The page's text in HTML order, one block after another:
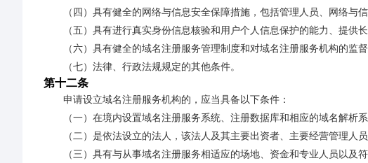
（四）具有健全的网络与信息安全保障措施，包括管理人员、网络与
（五）具有进行真实身份信息核验和用户个人信息保护的能力、提供
（六）具有健全的域名注册服务管理制度和对域名注册服务机构的监督
（七）法律、行政法规规定的其他条件。
第十二条
申请设立域名注册服务机构的，应当具备以下条件：
（一）在境内设置域名注册服务系统、注册数据库和相应的域名解析系
（二）是依法设立的法人，该法人及其主要出资者、主要经营管理人
（三）具有与从事域名注册服务相适应的场地、资金和专业人员以及